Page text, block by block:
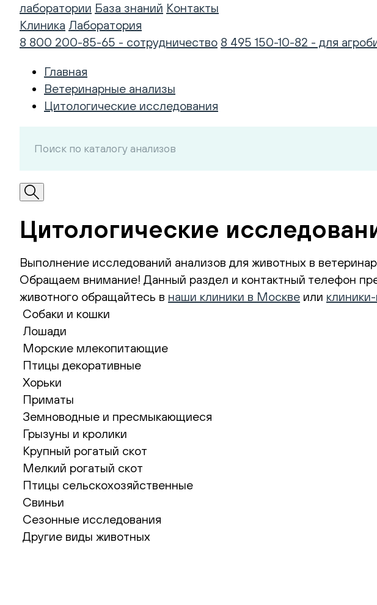
лаборатории База знаний Контакты
Клиника Лаборатория
8 800 200-85-65 - сотрудничество 8 495 150-10-82 - для
Главная
Ветеринарные анализы
Цитологические исследования
Цитологические
Выполнение исследований анализов для животных в
Обращаем внимание! Данный раздел и контактный телефон
животного обращайтесь в наши клиники в Москве или
Собаки и кошки
Лошади
Морские млекопитающие
Птицы декоративные
Хорьки
Приматы
Земноводные и пресмыкающиеся
Грызуны и кролики
Крупный рогатый скот
Мелкий рогатый скот
Птицы сельскохозяйственные
Свиньи
Сезонные исследования
Другие виды животных